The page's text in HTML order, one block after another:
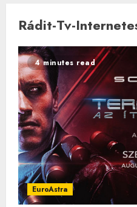
Rádit-Tv-
4 minutes read
EuroAstra